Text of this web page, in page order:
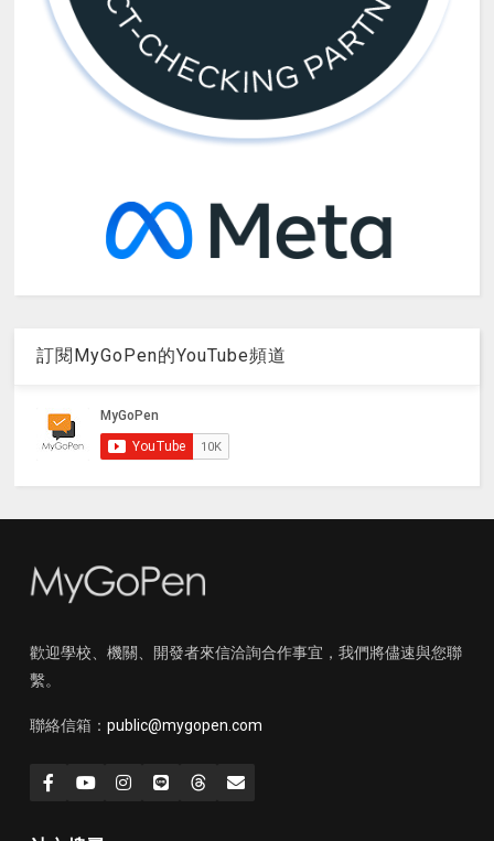
訂閱MyGoPen的YouTube頻道
歡迎學校、機關、開發者來信洽詢合作事宜，我們將儘速與您聯
繫。
聯絡信箱： public@mygopen.com